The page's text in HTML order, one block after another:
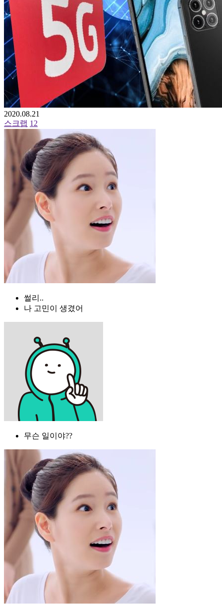
2020.08.21
스크랩 12
썰리..
나 고민이 생겼어
무슨 일이야??